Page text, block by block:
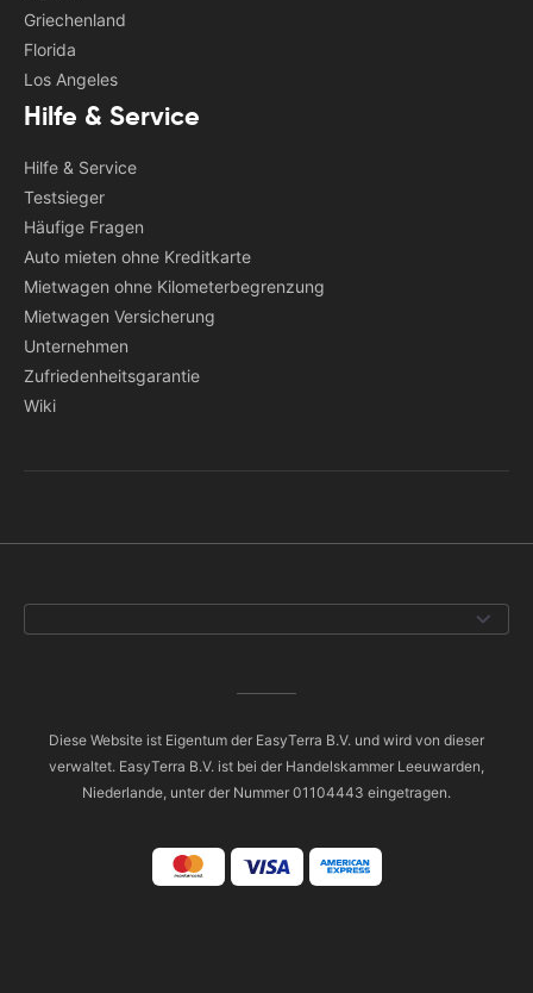
Griechenland
Florida
Los Angeles
Hilfe & Service
Hilfe & Service
Testsieger
Häufige Fragen
Auto mieten ohne Kreditkarte
Mietwagen ohne Kilometerbegrenzung
Mietwagen Versicherung
Unternehmen
Zufriedenheitsgarantie
Wiki
Diese Website ist Eigentum der EasyTerra B.V. und wird von dieser
verwaltet. EasyTerra B.V. ist bei der Handelskammer Leeuwarden,
Niederlande, unter der Nummer 01104443 eingetragen.